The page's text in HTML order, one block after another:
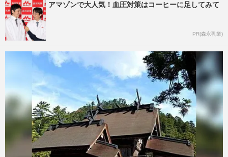
アマゾンで大人気！血圧対策はコーヒーに足してみて
PR(森永乳業)